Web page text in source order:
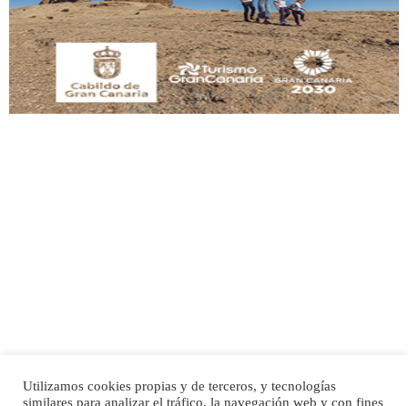
manso y extremadamente cari...
Leales.org » Gran Canaria | 9.7.2025
SHIBA PERDIDO AVDA JOSE MESA Y LOPEZ
Utilizamos cookies propias y de terceros, y tecnologías
similares para analizar el tráfico, la navegación web y con fines